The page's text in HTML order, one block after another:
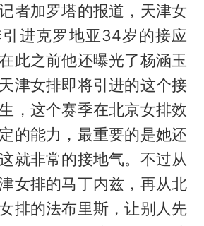
者加罗塔的报道，天津女
进克罗地亚34岁的接应
此之前他还曝光了杨涵玉
津女排即将引进的这个接
，这个赛季在北京女排效
的能力，最重要的是她还
就非常的接地气。不过从
女排的马丁内兹，再从北
排的法布里斯，让别人先